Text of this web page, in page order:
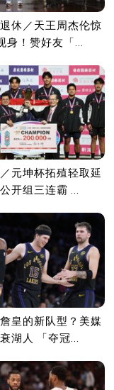
休／天王周杰伦惊
身！赞好友「...
元坤杯拓殖轻取延
开组三连霸 ...
皇的新队型？美媒
湖人 「夺冠...